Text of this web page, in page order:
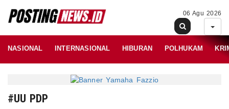
06 Agu 2026
NASIONAL INTERNASIONAL HIBURAN POLHUKAM
#UU PDP